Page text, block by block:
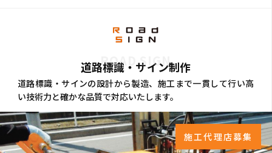
ROAD SIGN
道路標識・サイン制作
道路標識・サインの設計から製造、施工まで一貫して行い高
い技術力と確かな品質で対応いたします。
施工代理店募集